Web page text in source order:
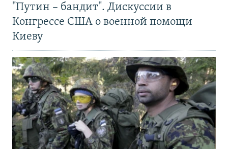
"Путин – бандит". Дискуссии в
Конгрессе США о военной помощи
Киеву